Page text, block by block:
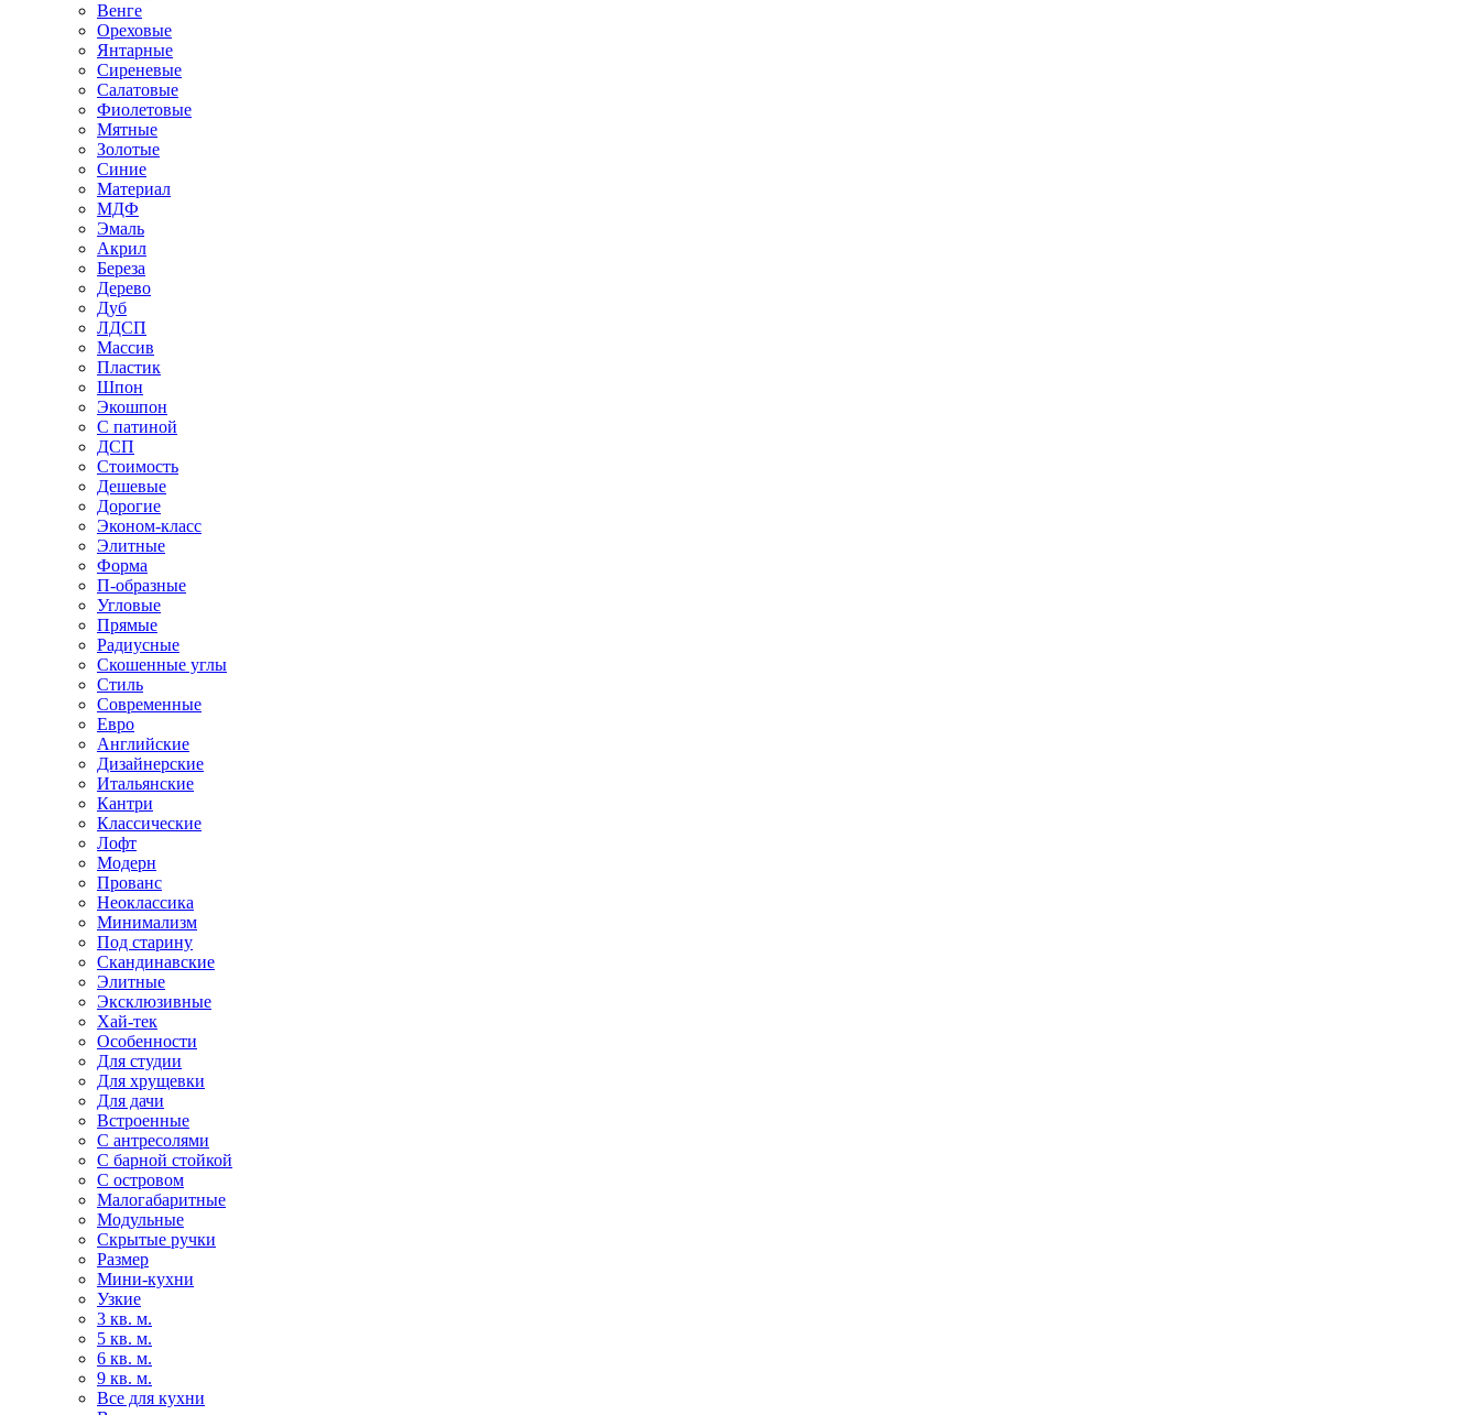
Венге
Ореховые
Янтарные
Сиреневые
Салатовые
Фиолетовые
Мятные
Золотые
Синие
Материал
МДФ
Эмаль
Акрил
Береза
Дерево
Дуб
ЛДСП
Массив
Пластик
Шпон
Экошпон
С патиной
ДСП
Стоимость
Дешевые
Дорогие
Эконом-класс
Элитные
Форма
П-образные
Угловые
Прямые
Радиусные
Скошенные углы
Стиль
Современные
Евро
Английские
Дизайнерские
Итальянские
Кантри
Классические
Лофт
Модерн
Прованс
Неоклассика
Минимализм
Под старину
Скандинавские
Элитные
Эксклюзивные
Хай-тек
Особенности
Для студии
Для хрущевки
Для дачи
Встроенные
С антресолями
С барной стойкой
С островом
Малогабаритные
Модульные
Скрытые ручки
Размер
Мини-кухни
Узкие
3 кв. м.
5 кв. м.
6 кв. м.
9 кв. м.
Все для кухни